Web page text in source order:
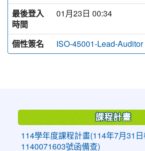
最後登入
時間
01月23日 00:34
個性簽名 ISO-45001-Lead-Auditor
課程計畫
114學年度課程計畫(114年7月31
1140071603號函備查)